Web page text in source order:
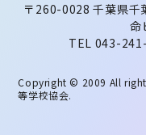
〒260-0028 千葉県千
命
TEL 043-
Copyright © 2009 All
等学校協会.